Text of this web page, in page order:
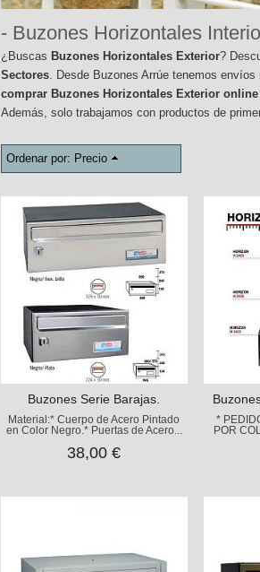
- Buzones Horizontales
¿Buscas Buzones Horizontales Exterior?
Sectores. Desde Buzones Arrúe tenemos
comprar Buzones Horizontales Exterior online
Además, solo trabajamos con productos de
Ordenar por: Precio
Buzones Serie Barajas.
Material:* Cuerpo de Acero Pintado
en Color Negro.* Puertas de Acero...
38,00 €
*
POR